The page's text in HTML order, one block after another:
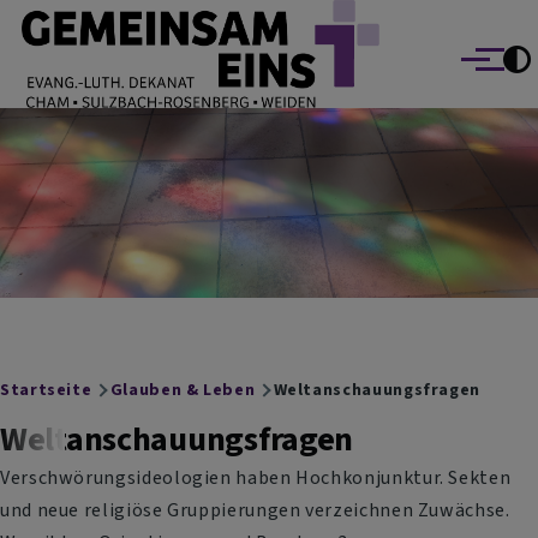
Direkt zum Inhalt
EVANG.-LUTH. DEKANAT GEMEINSAM EINS
Cham Sulzbach-Rosenberg Weiden
Menü
Breadcrumb
Startseite Glauben & Leben Weltanschauungsfragen
Weltanschauungsfragen
Verschwörungsideologien haben Hochkonjunktur. Sekten
und neue religiöse Gruppierungen verzeichnen Zuwächse.